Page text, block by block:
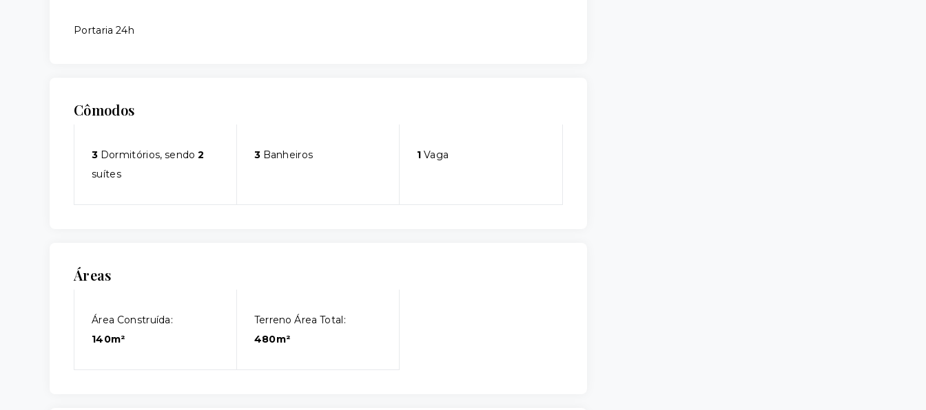
Portaria 24h
Cômodos
3 Dormitórios, sendo2
suítes
3Banheiros 1 Vaga
Áreas
Área Construída:
140m²
Terreno Área Total:
480m²